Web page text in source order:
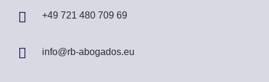
+49 721 480 709 69
info@rb-abogados.eu